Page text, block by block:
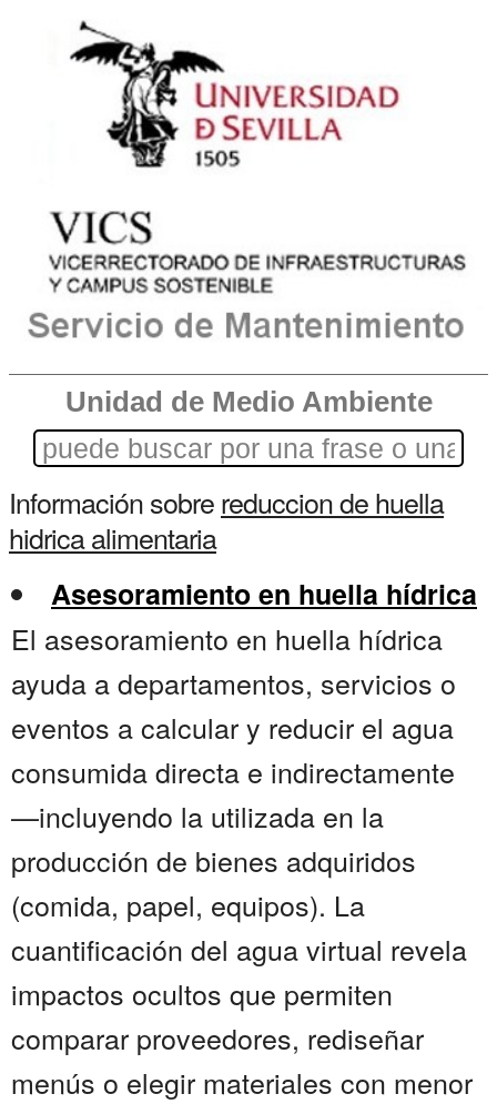
Unidad de Medio Ambiente
Información sobrereduccion de huella
hidrica alimentaria
Asesoramiento en huella hídrica
El asesoramiento en huella hídrica
ayuda a departamentos, servicios o
eventos a calcular y reducir el agua
consumida directa e indirectamente
—incluyendo la utilizada en la
producción de bienes adquiridos
(comida, papel, equipos). La
cuantificación del agua virtual revela
impactos ocultos que permiten
comparar proveedores, rediseñar
menús o elegir materiales con menor